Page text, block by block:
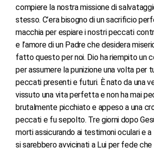
compiere la nostra missione di
stesso. C’era bisogno di un sacrificio
macchia per espiare i nostri peccati
e l’amore di un Padre che desidera
fatto questo per noi. Dio ha riempito un
per assumere la punizione una volta per
peccati presenti e futuri. È nato da una
vissuto una vita perfetta e non ha mai
brutalmente picchiato e appeso a una
peccati e fu sepolto. Tre giorni dopo
morti assicurando ai testimoni oculari e
si sarebbero avvicinati a Lui per fede che